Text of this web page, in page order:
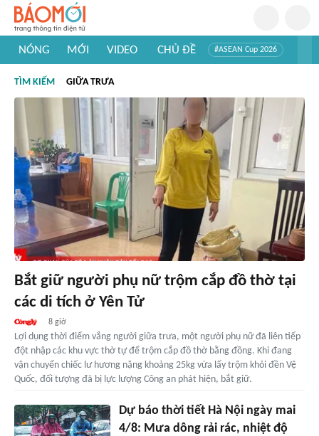
NÓNG MỚI VIDEO CHỦ ĐỀ #ASEAN Cup 2026
#Khám phá thế giới
TÌM KIẾM GIỮA TRƯA
Bắt giữ người phụ nữ trộm cắp đồ thờ tại
các di tích ở Yên Tử
8 giờ
Lợi dụng thời điểm vắng người giữa trưa, một người phụ nữ đã liên tiếp
đột nhập các khu vực thờ tự để trộm cắp đồ thờ bằng đồng. Khi đang
vận chuyển chiếc lư hương nặng khoảng 25kg vừa lấy trộm khỏi đền Vệ
Quốc, đối tượng đã bị lực lượng Công an phát hiện, bắt giữ.
Dự báo thời tiết Hà Nội ngày mai
4/8: Mưa dông rải rác, nhiệt độ